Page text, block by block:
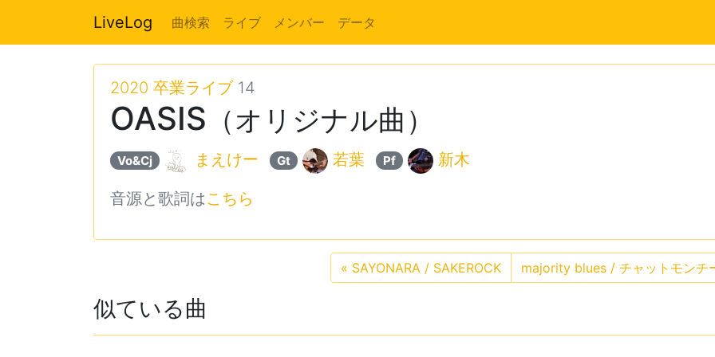
LiveLog 曲検索 ライブ メンバー データ
2020 卒業ライブ14
OASIS （オリジナル曲）
Vo&Cj まえけー Gt 若葉 Pf 新木
音源と歌詞はこちら
« SAYONARA / SAKEROCK majority blues / チャットモンチ
似ている曲